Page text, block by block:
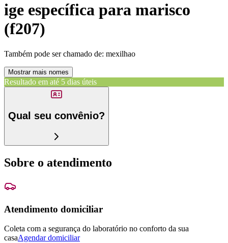
ige específica para marisco
(f207)
Também pode ser chamado de: mexilhao
Mostrar mais nomes
Resultado em até 5 dias úteis
Qual seu convênio?
Sobre o atendimento
Atendimento domiciliar
Coleta com a segurança do laboratório no conforto da sua
casaAgendar domiciliar